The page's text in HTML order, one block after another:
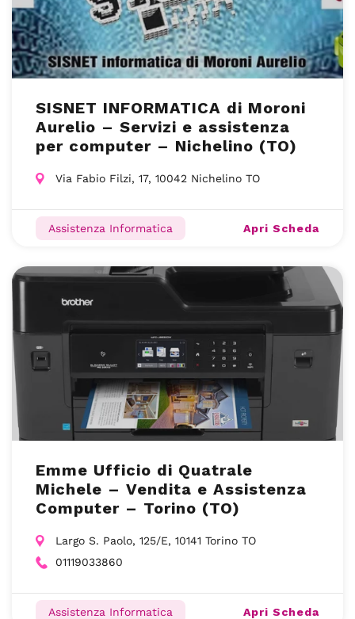
SISNET INFORMATICA di Moroni
Aurelio – Servizi e assistenza
per computer – Nichelino (TO)
Via Fabio Filzi, 17, 10042 Nichelino TO
Assistenza Informatica Apri Scheda
Emme Ufficio di Quatrale
Michele – Vendita e Assistenza
Computer – Torino (TO)
Largo S. Paolo, 125/E, 10141 Torino TO
01119033860
Assistenza Informatica Apri Scheda